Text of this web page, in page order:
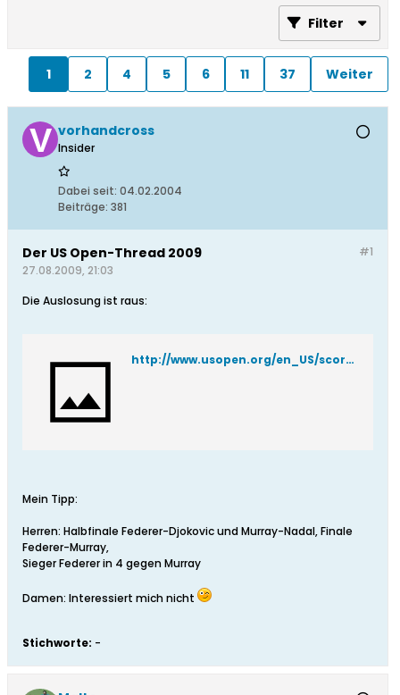
Filter
1 2 4 5 6 11 37 Weiter
vorhandcross
Insider
Dabei seit: 04.02.2004
Beiträge: 381
#1
Der US Open-Thread 2009
27.08.2009, 21:03
Die Auslosung ist raus:
http://www.usopen.org/en_US/scores/draws/index.html?promo=topnav
Mein Tipp:
Herren: Halbfinale Federer-Djokovic und Murray-Nadal, Finale
Federer-Murray,
Sieger Federer in 4 gegen Murray
Damen: Interessiert mich nicht
Stichworte: -